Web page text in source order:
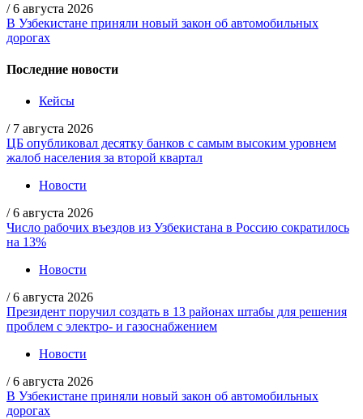
/ 6 августа 2026
В Узбекистане приняли новый закон об автомобильных
дорогах
Последние новости
Кейсы
/ 7 августа 2026
ЦБ опубликовал десятку банков с самым высоким уровнем
жалоб населения за второй квартал
Новости
/ 6 августа 2026
Число рабочих въездов из Узбекистана в Россию сократилось
на 13%
Новости
/ 6 августа 2026
Президент поручил создать в 13 районах штабы для решения
проблем с электро- и газоснабжением
Новости
/ 6 августа 2026
В Узбекистане приняли новый закон об автомобильных
дорогах